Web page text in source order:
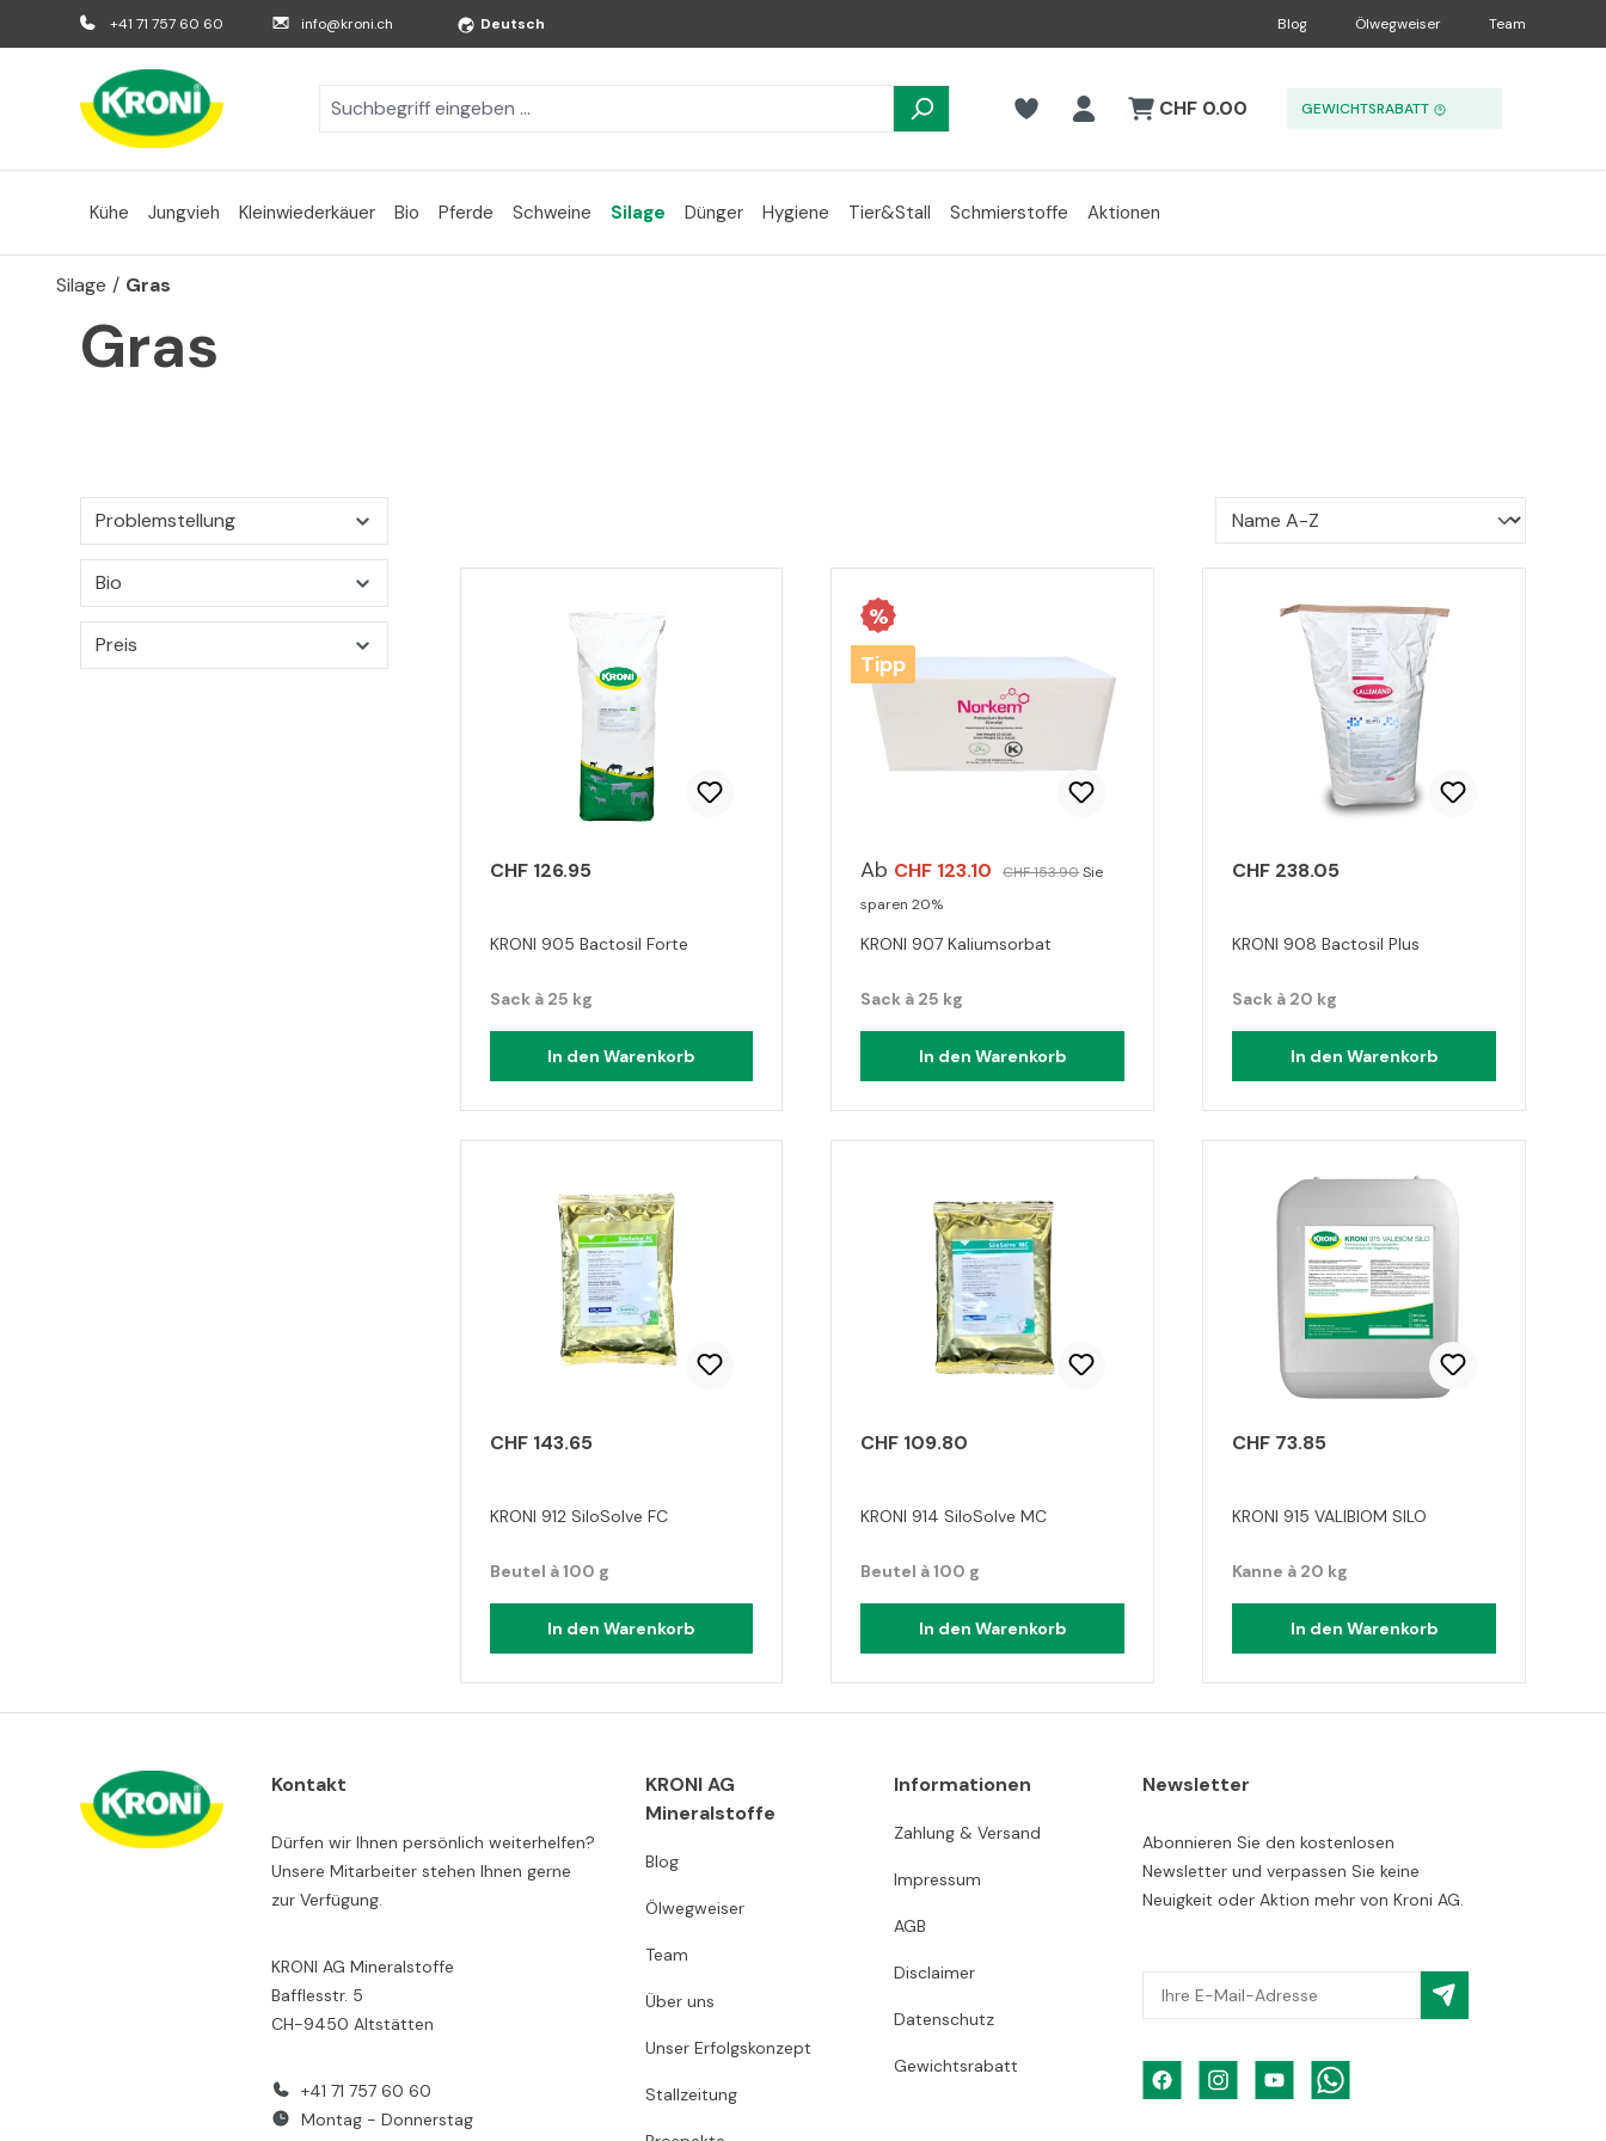
Hauptinhalt springen
Zur Suche springen
Zur Hauptnavigation springen
+41 71 757 60 60 info@kroni.ch Deutsch Blog Ölwegweiser Team
CHF 0.00 GEWICHTSRABATT
Kühe Jungvieh Kleinwiederkäuer Bio Pferde Schweine Silage Dünger Hygiene Tier&Stall Schmierstoffe Aktionen
Silage / Gras
Gras
Problemstellung
Bio
Preis
CHF 126.95
KRONI 905 Bactosil Forte
Sack à 25 kg
In den Warenkorb
%
Tipp
Ab CHF 123.10 CHF 153.90Sie
sparen 20%
KRONI 907 Kaliumsorbat
Sack à 25 kg
In den Warenkorb
CHF 238.05
KRONI 908 Bactosil Plus
Sack à 20 kg
In den Warenkorb
CHF 143.65
KRONI 912 SiloSolve FC
Beutel à 100 g
In den Warenkorb
CHF 109.80
KRONI 914 SiloSolve MC
Beutel à 100 g
In den Warenkorb
CHF 73.85
KRONI 915 VALIBIOM SILO
Kanne à 20 kg
In den Warenkorb
Kontakt
Dürfen wir Ihnen persönlich weiterhelfen?
Unsere Mitarbeiter stehen Ihnen gerne
zur Verfügung.
KRONI AG Mineralstoffe
Bafflesstr. 5
CH-9450 Altstätten
+41 71 757 60 60
Montag - Donnerstag
KRONI AG
Mineralstoffe
Blog
Ölwegweiser
Team
Über uns
Unser Erfolgskonzept
Stallzeitung
Informationen
Zahlung & Versand
Impressum
AGB
Disclaimer
Datenschutz
Gewichtsrabatt
Newsletter
Abonnieren Sie den kostenlosen
Newsletter und verpassen Sie keine
Neuigkeit oder Aktion mehr von Kroni AG.